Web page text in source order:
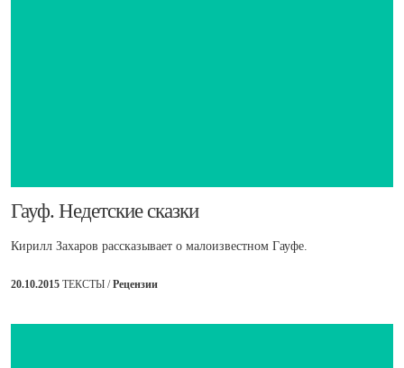
Гауф. Недетские сказки
Кирилл Захаров рассказывает о малоизвестном Гауфе.
20.10.2015 ТЕКСТЫ /Рецензии